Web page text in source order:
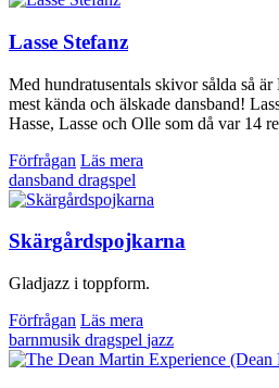
Lasse Stefanz
Med hundratusentals skivor sålda så
mest kända och älskade dansband!
Hasse, Lasse och Olle som då var 14
Förfrågan Läs mera
dansband dragspel
Skärgårdspojkarna
Gladjazz i toppform.
Förfrågan Läs mera
barnmusik dragspel jazz